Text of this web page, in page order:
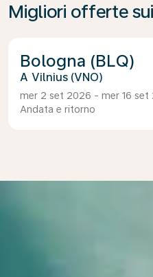
Migliori offerte
Bologna (BLQ)
Vilnius (VNO)
mer 2 set 2026 - mer 16 set
Andata e ritorno